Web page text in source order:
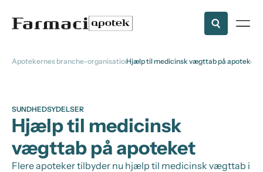
Apotekernes branche-organisationHjælp til medicinsk vægttab på apoteket
SUNDHEDSYDELSER
Hjælp til medicinsk
vægttab på apoteket
Flere apoteker tilbyder nu hjælp til medicinsk vægttab i